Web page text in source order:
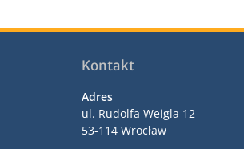
Kontakt
Adres
ul. Rudolfa Weigla 12
53-114 Wrocław